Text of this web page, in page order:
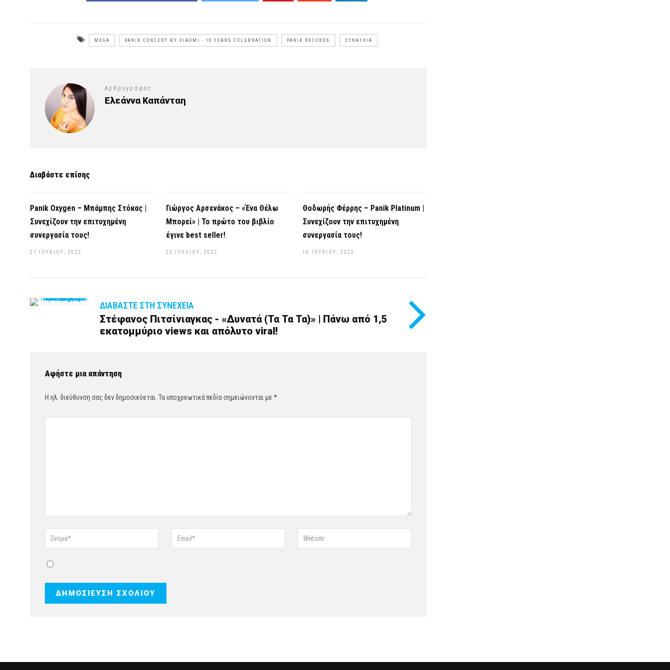
MEGA PANIK CONCERT BY XIAOMI - 10 YEARS CELEBRATION PANIK RECORDS ΣΥΝΑΥΛΊΑ
Αρθρογράφος
Ελεάννα Καπάνταη
Διαβάστε επίσης
Panik Oxygen – Μπάμπης Στόκας |
Συνεχίζουν την επιτυχημένη
συνεργασία τους!
27 ΙΟΥΛΊΟΥ, 2022
Γιώργος Αρσενάκος – «Ένα Θέλω
Μπορεί» | Το πρώτο του βιβλίο
έγινε best seller!
22 ΙΟΥΛΊΟΥ, 2022
Θοδωρής Φέρρης – Panik Platinum |
Συνεχίζουν την επιτυχημένη
συνεργασία τους!
10 ΙΟΥΛΊΟΥ, 2022
ΔΙΑΒΆΣΤΕ ΣΤΗ ΣΥΝΈΧΕΙΑ
Στέφανος Πιτσίνιαγκας - «Δυνατά (Τα Τα Τα)» | Πάνω από 1,5
εκατομμύριο views και απόλυτο viral!
Αφήστε μια απάντηση
Η ηλ. διεύθυνση σας δεν δημοσιεύεται. Τα υποχρεωτικά πεδία σημειώνονται με *